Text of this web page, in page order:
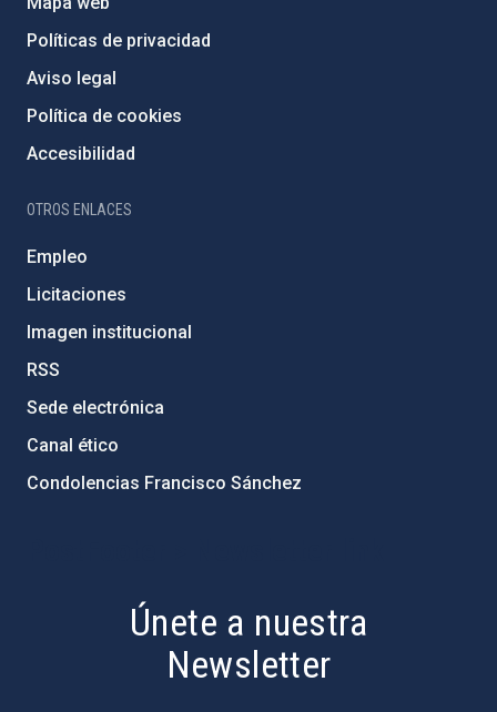
Políticas de privacidad
Aviso legal
Política de cookies
Accesibilidad
OTROS ENLACES
Empleo
Licitaciones
Imagen institucional
RSS
Sede electrónica
Canal ético
Condolencias Francisco Sánchez
Únete a nuestra
Newsletter